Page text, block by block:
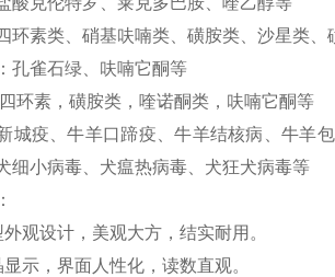
环素类、硝基呋喃类、磺胺类、沙星类
孔雀石绿、呋喃它酮等
环素，磺胺类，喹诺酮类，呋喃它酮等
城疫、牛羊口蹄疫、牛羊结核病、牛羊
细小病毒、犬瘟热病毒、犬狂犬病毒等
观设计，美观大方，结实耐用。
示，界面人性化，读数直观。